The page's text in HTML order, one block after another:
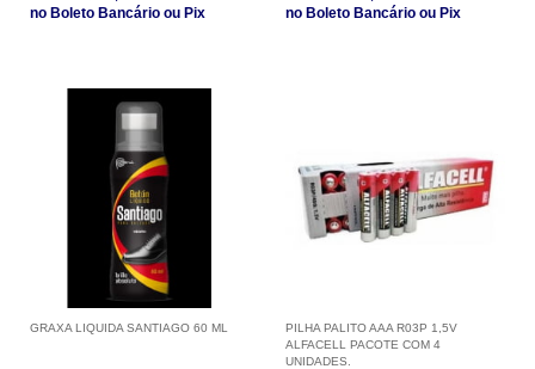
no Boleto Bancário ou Pix
no Boleto Bancário ou Pix
GRAXA LIQUIDA SANTIAGO 60 ML
PILHA PALITO AAA R03P 1,5V
ALFACELL PACOTE COM 4
UNIDADES.